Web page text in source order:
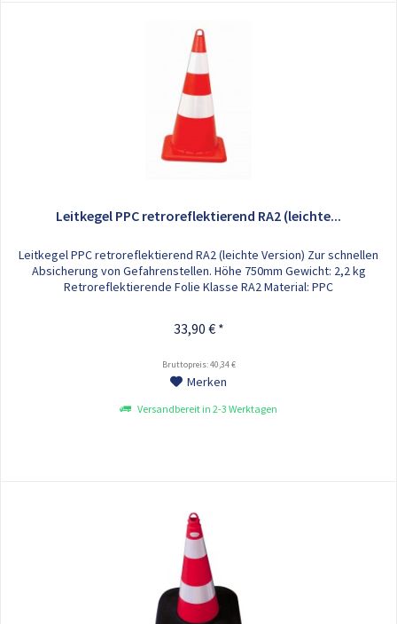
Leitkegel PPC retroreflektierend RA2 (leichte...
Leitkegel PPC retroreflektierend RA2 (leichte Version) Zur schnellen
Absicherung von Gefahrenstellen. Höhe 750mm Gewicht: 2,2 kg
Retroreflektierende Folie Klasse RA2 Material: PPC
33,90 € *
Bruttopreis: 40,34 €
Merken
Versandbereit in 2-3 Werktagen